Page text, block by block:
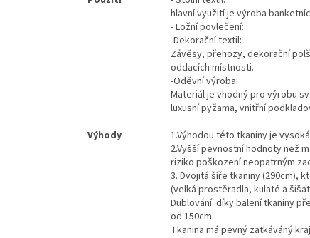
hlavní využití je výroba
- Ložní povlečení:
-Dekorační textil:
Závěsy, přehozy, dekorační
oddacích místnosti.
-Oděvní výroba:
Materiál je vhodný pro výrobu
luxusní pyžama, vnitřní
Výhody
1.Výhodou této tkaniny je
2.Vyšší pevnostní hodnoty než
riziko poškození neopatrným
3. Dvojitá šíře tkaniny (290cm),
(velká prostěradla, kulaté a
Dublování: díky balení tkaniny
od 150cm.
Tkanina má pevný zatkáváný kraj